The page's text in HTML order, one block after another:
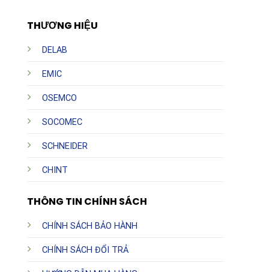
THƯƠNG HIỆU
DELAB
EMIC
OSEMCO
SOCOMEC
SCHNEIDER
CHINT
THÔNG TIN CHÍNH SÁCH
CHÍNH SÁCH BẢO HÀNH
CHÍNH SÁCH ĐỔI TRẢ